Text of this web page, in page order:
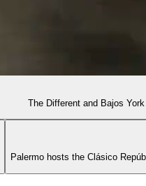
The Different and Bajos
Palermo hosts the Clásico